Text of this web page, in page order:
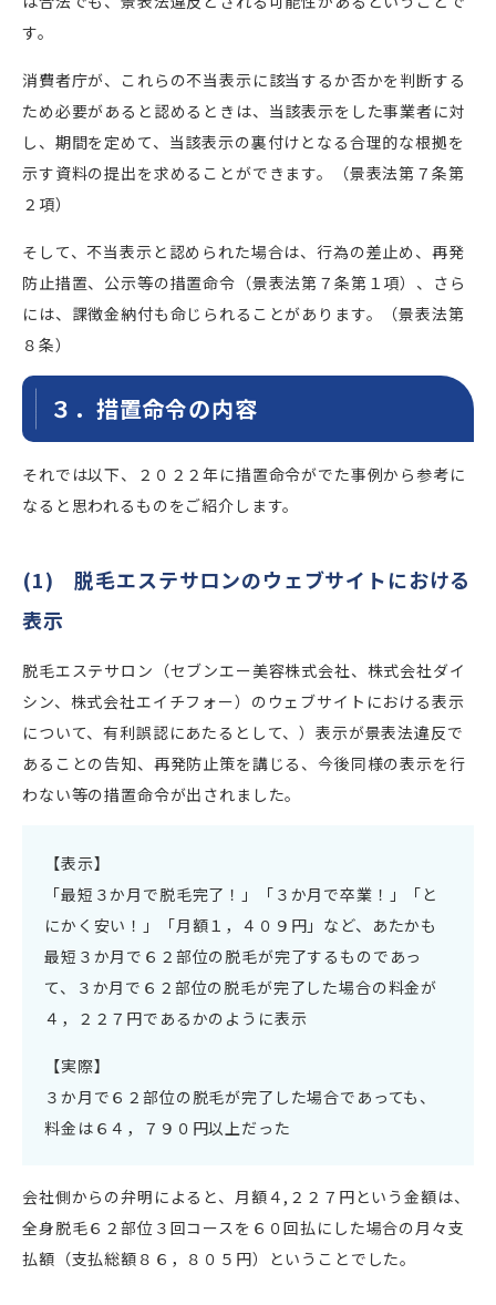
す。
消費者庁が、これらの不当表示に該当するか否かを判断する
ため必要があると認めるときは、当該表示をした事業者に対
し、期間を定めて、当該表示の裏付けとなる合理的な根拠を
示す資料の提出を求めることができます。（景表法第７条第
２項）
そして、不当表示と認められた場合は、行為の差止め、再発
防止措置、公示等の措置命令（景表法第７条第１項）、さら
には、課徴金納付も命じられることがあります。（景表法第
８条）
３．措置命令の内容
それでは以下、２０２２年に措置命令がでた事例から参考に
なると思われるものをご紹介します。
(1) 脱毛エステサロンのウェブサイトにおける
表示
脱毛エステサロン（セブンエー美容株式会社、株式会社ダイ
シン、株式会社エイチフォー）のウェブサイトにおける表示
について、有利誤認にあたるとして、）表示が景表法違反で
あることの告知、再発防止策を講じる、今後同様の表示を行
わない等の措置命令が出されました。
【表示】
「最短３か月で脱毛完了！」「３か月で卒業！」「と
にかく安い！」「月額１，４０９円」など、あたかも
最短３か月で６２部位の脱毛が完了するものであっ
て、３か月で６２部位の脱毛が完了した場合の料金が
４，２２７円であるかのように表示
【実際】
３か月で６２部位の脱毛が完了した場合であっても、
料金は６４，７９０円以上だった
会社側からの弁明によると、月額４,２２７円という金額は、
全身脱毛６２部位３回コースを６０回払にした場合の月々支
払額（支払総額８６，８０５円）ということでした。